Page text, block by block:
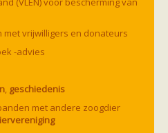
onderzoekbureaus
ophangen
werkgroepen
met vrijwilligers en donateurs
-advies
, geschiedenis
met andere zoogdier